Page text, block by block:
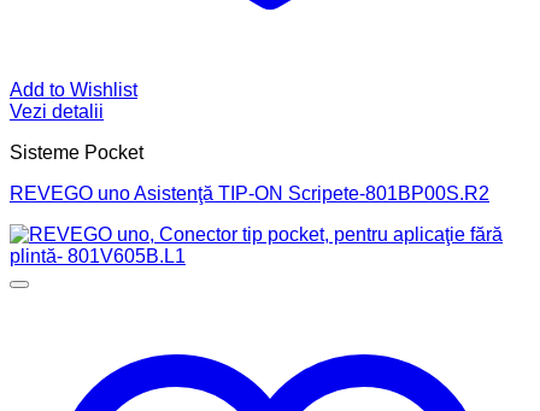
Add to Wishlist
Vezi detalii
Sisteme Pocket
REVEGO uno Asistenţă TIP-ON Scripete-801BP00S.R2